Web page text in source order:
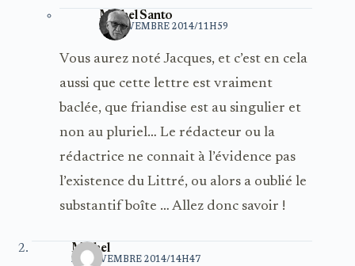
Michel Santo
21 NOVEMBRE 2014/11H59
Vous aurez noté Jacques, et c’est en cela
aussi que cette lettre est vraiment
baclée, que friandise est au singulier et
non au pluriel… Le rédacteur ou la
rédactrice ne connait à l’évidence pas
l’existence du Littré, ou alors a oublié le
substantif boîte … Allez donc savoir !
Michel
21 NOVEMBRE 2014/14H47